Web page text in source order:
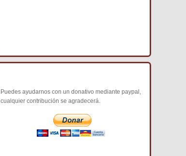
Puedes ayudarnos con un donativo mediante paypal,
cualquier contribución se agradecerá.